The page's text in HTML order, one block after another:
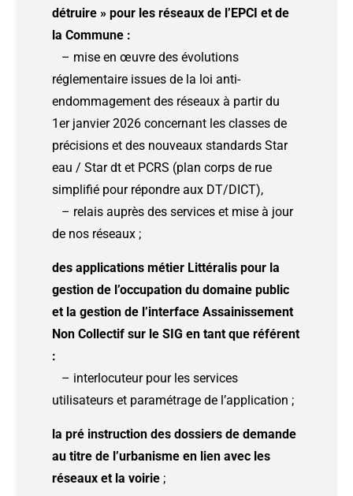
détruire » pour les réseaux de l’EPCI et de
la Commune :
– mise en œuvre des évolutions
réglementaire issues de la loi anti-
endommagement des réseaux à partir du
1er janvier 2026 concernant les classes de
précisions et des nouveaux standards Star
eau / Star dt et PCRS (plan corps de rue
simplifié pour répondre aux DT/DICT),
– relais auprès des services et mise à jour
de nos réseaux ;
des applications métier Littéralis pour la
gestion de l’occupation du domaine public
et la gestion de l’interface Assainissement
Non Collectif sur le SIG en tant que référent
:
– interlocuteur pour les services
utilisateurs et paramétrage de l’application ;
la pré instruction des dossiers de demande
au titre de l’urbanisme en lien avec les
réseaux et la voirie ;